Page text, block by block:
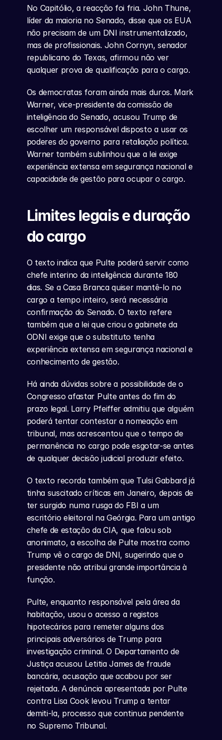
No Capitólio, a reacção foi fria. John Thune,
líder da maioria no Senado, disse que os EUA
não precisam de um DNI instrumentalizado,
mas de profissionais. John Cornyn, senador
republicano do Texas, afirmou não ver
qualquer prova de qualificação para o cargo.
Os democratas foram ainda mais duros. Mark
Warner, vice-presidente da comissão de
inteligência do Senado, acusou Trump de
escolher um responsável disposto a usar os
poderes do governo para retaliação política.
Warner também sublinhou que a lei exige
experiência extensa em segurança nacional e
capacidade de gestão para ocupar o cargo.
Limites legais e duração
do cargo
O texto indica que Pulte poderá servir como
chefe interino da inteligência durante 180
dias. Se a Casa Branca quiser mantê-lo no
cargo a tempo inteiro, será necessária
confirmação do Senado. O texto refere
também que a lei que criou o gabinete da
ODNI exige que o substituto tenha
experiência extensa em segurança nacional e
conhecimento de gestão.
Há ainda dúvidas sobre a possibilidade de o
Congresso afastar Pulte antes do fim do
prazo legal. Larry Pfeiffer admitiu que alguém
poderá tentar contestar a nomeação em
tribunal, mas acrescentou que o tempo de
permanência no cargo pode esgotar-se antes
de qualquer decisão judicial produzir efeito.
O texto recorda também que Tulsi Gabbard já
tinha suscitado críticas em Janeiro, depois de
ter surgido numa rusga do FBI a um
escritório eleitoral na Geórgia. Para um antigo
chefe de estação da CIA, que falou sob
anonimato, a escolha de Pulte mostra como
Trump vê o cargo de DNI, sugerindo que o
presidente não atribui grande importância à
função.
Pulte, enquanto responsável pela área da
habitação, usou o acesso a registos
hipotecários para remeter alguns dos
principais adversários de Trump para
investigação criminal. O Departamento de
Justiça acusou Letitia James de fraude
bancária, acusação que acabou por ser
rejeitada. A denúncia apresentada por Pulte
contra Lisa Cook levou Trump a tentar
demiti-la, processo que continua pendente
no Supremo Tribunal.